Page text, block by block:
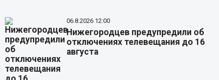
06.8.2026 12:00
Нижегородцев предупредили об
отключениях телевещания до 16
августа